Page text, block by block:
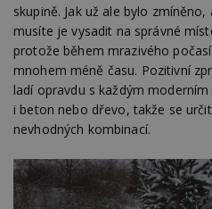
skupině. Jak už ale bylo
musíte je vysadit na správné
protože během mrazivého
mnohem méně času. Pozitivní
ladí opravdu s každým
i beton nebo dřevo, takže se
nevhodných kombinací.